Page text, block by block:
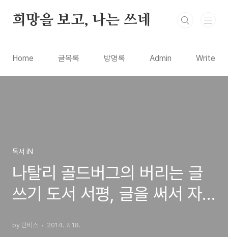
희망을 보고, 나는 쓰네
Home 글목록 방명록 Admin Write
독서 iN
나탈리 골드버그의 버리는 글
쓰기 도서 서평, 글을 써서 자
by 단비스 2014. 7. 18.